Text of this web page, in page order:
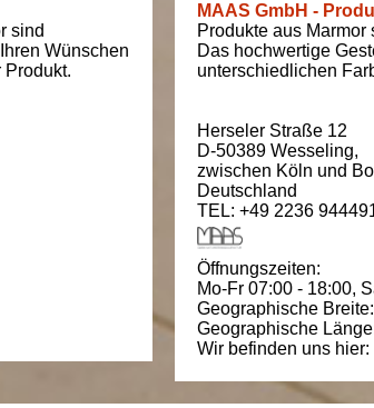
sind
Wünschen
Produkt.
MAAS GmbH -
Produkte aus
Das hochwertige
unterschiedlichen
Herseler Straße 12
D-50389 Wesseling,
zwischen Köln und
Deutschland
TEL: +49 2236
Öffnungszeiten:
Mo-Fr 07:00 - 18:00,
Geographische Breite:
Geographische
Wir befinden uns hier: